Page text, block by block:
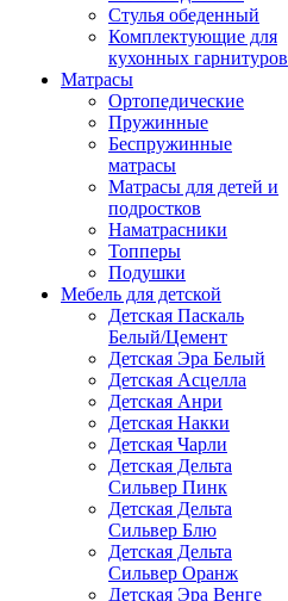
Стулья обеденный
Комплектующие для
кухонных гарнитуров
Матраcы
Ортопедические
Пружинные
Беспружинные
матрасы
Матрасы для детей и
подростков
Наматрасники
Топперы
Подушки
Мебель для детской
Детская Паскаль
Белый/Цемент
Детская Эра Белый
Детская Асцелла
Детская Анри
Детская Накки
Детская Чарли
Детская Дельта
Сильвер Пинк
Детская Дельта
Сильвер Блю
Детская Дельта
Сильвер Оранж
Детская Эра Венге